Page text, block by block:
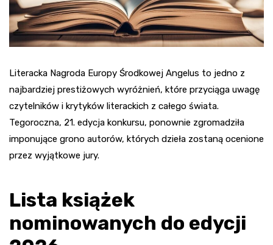
Literacka Nagroda Europy Środkowej Angelus to jedno z
najbardziej prestiżowych wyróżnień, które przyciąga uwagę
czytelników i krytyków literackich z całego świata.
Tegoroczna, 21. edycja konkursu, ponownie zgromadziła
imponujące grono autorów, których dzieła zostaną ocenione
przez wyjątkowe jury.
Lista książek
nominowanych do edycji